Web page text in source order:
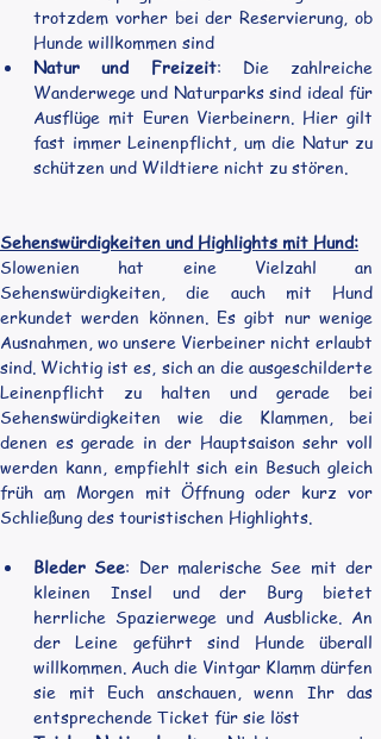
trotzdem vorher bei der Reservierung, ob
Hunde willkommen sind
Natur und Freizeit: Die zahlreiche
Wanderwege und Naturparks sind ideal für
Ausflüge mit Euren Vierbeinern. Hier gilt
fast immer Leinenpflicht, um die Natur zu
schützen und Wildtiere nicht zu stören.
Sehenswürdigkeiten und Highlights mit Hund:
Slowenien hat eine Vielzahl an
Sehenswürdigkeiten, die auch mit Hund
erkundet werden können. Es gibt nur wenige
Ausnahmen, wo unsere Vierbeiner nicht erlaubt
sind. Wichtig ist es, sich an die ausgeschilderte
Leinenpflicht zu halten und gerade bei
Sehenswürdigkeiten wie die Klammen, bei
denen es gerade in der Hauptsaison sehr voll
werden kann, empfiehlt sich ein Besuch gleich
früh am Morgen mit Öffnung oder kurz vor
Schließung des touristischen Highlights.
Bleder See: Der malerische See mit der
kleinen Insel und der Burg bietet
herrliche Spazierwege und Ausblicke. An
der Leine geführt sind Hunde überall
willkommen. Auch die Vintgar Klamm dürfen
sie mit Euch anschauen, wenn Ihr das
entsprechende Ticket für sie löst